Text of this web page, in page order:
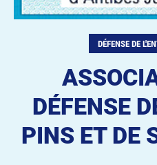
DÉFENSE DE
DÉFENSE
PINS ET DE